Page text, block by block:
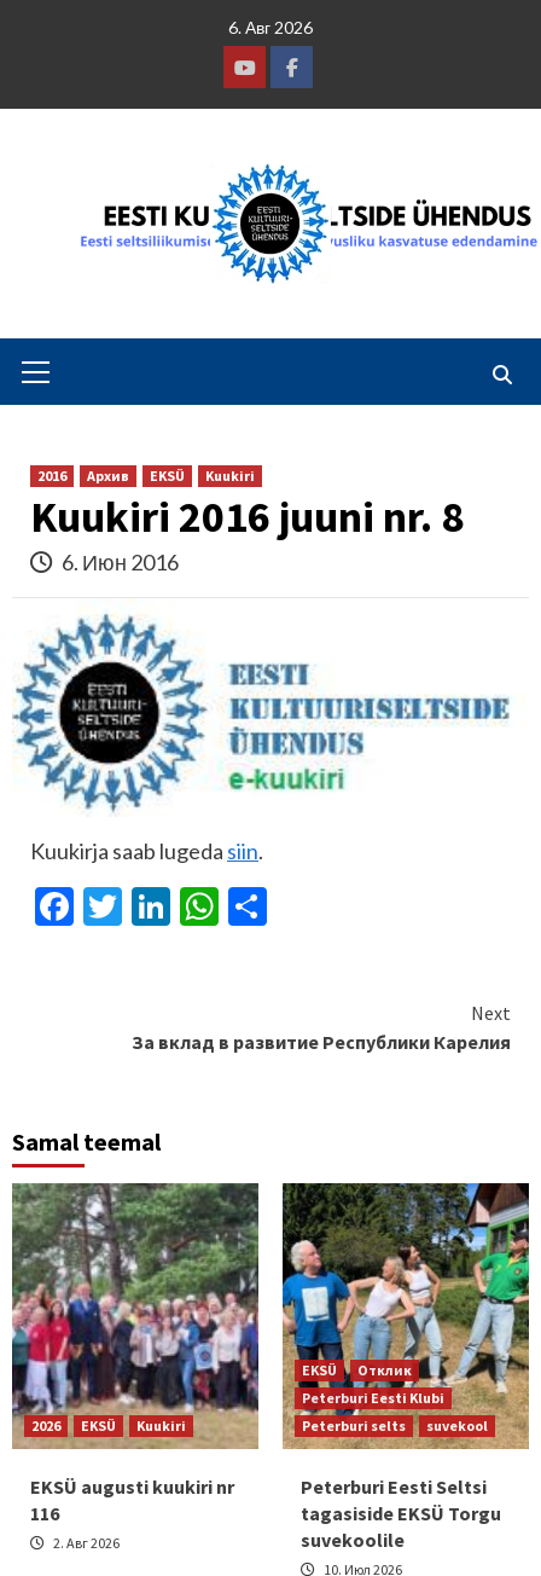
6. Авг 2026
YoutubeFacebook
Menu
2016 Архив EKSÜ Kuukiri
Kuukiri 2016 juuni nr. 8
6. Июн 2016
Kuukirja saab lugeda siin.
Facebook
Twitter
LinkedIn
WhatsApp
Reading
Next
За вклад в развитие Республики Карелия
Samal teemal
2026 EKSÜ Kuukiri
EKSÜ augusti kuukiri nr
116
2. Авг 2026
EKSÜ
Отклик
Peterburi Eesti Klubi
Peterburi selts
suvekool
Peterburi Eesti Seltsi
tagasiside EKSÜ Torgu
suvekoolile
10. Июл 2026